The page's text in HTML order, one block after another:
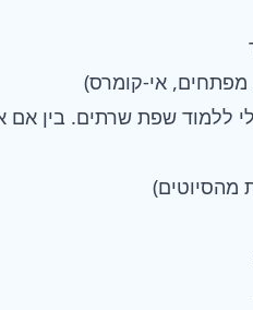
מפתחים, אי-קומרס)
ללמוד שפת שרתים. בין
מהסיוטים)